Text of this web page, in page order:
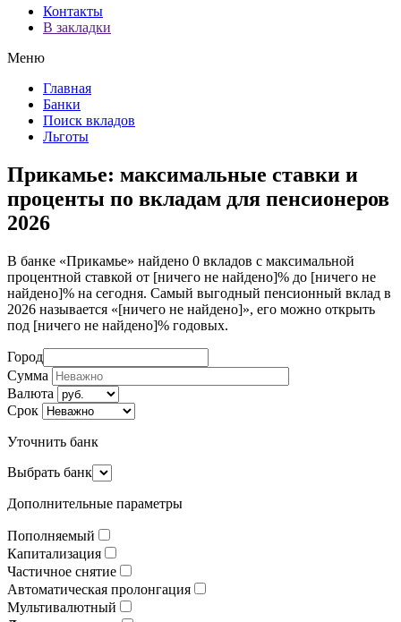
Контакты
В закладки
Меню
Главная
Банки
Поиск вкладов
Льготы
Прикамье: максимальные ставки и
проценты по вкладам для пенсионеров
2026
В банке «Прикамье» найдено 0 вкладов с максимальной
процентной ставкой от [ничего не найдено]% до [ничего не
найдено]% на сегодня. Самый выгодный пенсионный вклад в
2026 называется «[ничего не найдено]», его можно открыть
под [ничего не найдено]% годовых.
Город
Сумма
Валюта
Срок
Уточнить банк
Выбрать банк
Дополнительные параметры
Пополняемый
Капитализация
Частичное снятие
Автоматическая пролонгация
Мультивалютный